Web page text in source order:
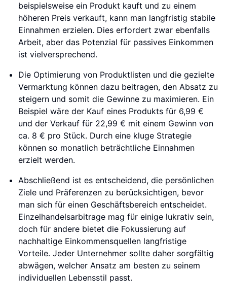
beispielsweise ein Produkt kauft und zu einem
höheren Preis verkauft, kann man langfristig stabile
Einnahmen erzielen. Dies erfordert zwar ebenfalls
Arbeit, aber das Potenzial für passives Einkommen
ist vielversprechend.
Die Optimierung von Produktlisten und die gezielte
Vermarktung können dazu beitragen, den Absatz zu
steigern und somit die Gewinne zu maximieren. Ein
Beispiel wäre der Kauf eines Produkts für 6,99 €
und der Verkauf für 22,99 € mit einem Gewinn von
ca. 8 € pro Stück. Durch eine kluge Strategie
können so monatlich beträchtliche Einnahmen
erzielt werden.
Abschließend ist es entscheidend, die persönlichen
Ziele und Präferenzen zu berücksichtigen, bevor
man sich für einen Geschäftsbereich entscheidet.
Einzelhandelsarbitrage mag für einige lukrativ sein,
doch für andere bietet die Fokussierung auf
nachhaltige Einkommensquellen langfristige
Vorteile. Jeder Unternehmer sollte daher sorgfältig
abwägen, welcher Ansatz am besten zu seinem
individuellen Lebensstil passt.